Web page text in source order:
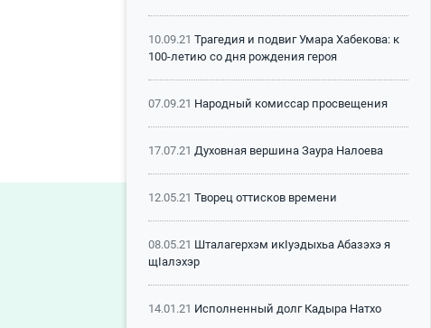
10.09.21 Трагедия и подвиг Умара Хабекова: к
100-летию со дня рождения героя
07.09.21 Народный комиссар просвещения
17.07.21 Духовная вершина Заура Налоева
12.05.21 Творец оттисков времени
08.05.21 Шталагерхэм икIуэдыхьа Абазэхэ я
щIалэхэр
14.01.21 Исполненный долг Кадыра Натхо